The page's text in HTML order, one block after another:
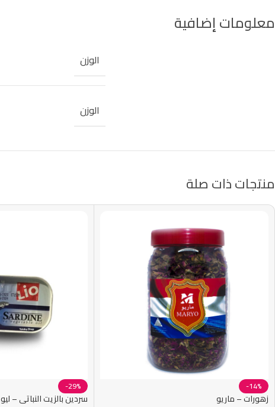
معلومات إضافية
الوزن
الوزن
منتجات ذات صلة
-14%
زهورات – ماريو
-29%
سردين بالزيت النباتي – ليو 125 غرام